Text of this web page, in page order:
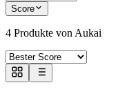
Score
4 Produkte von Aukai